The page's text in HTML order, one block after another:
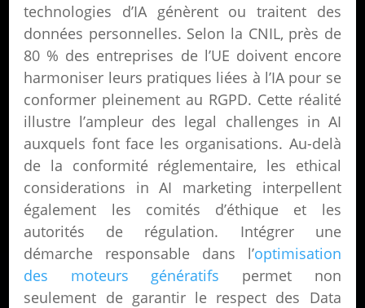
technologies d’IA génèrent ou traitent des
données personnelles. Selon la CNIL, près de
80 % des entreprises de l’UE doivent encore
harmoniser leurs pratiques liées à l’IA pour se
conformer pleinement au RGPD. Cette réalité
illustre l’ampleur des legal challenges in AI
auxquels font face les organisations. Au-delà
de la conformité réglementaire, les ethical
considerations in AI marketing interpellent
également les comités d’éthique et les
autorités de régulation. Intégrer une
démarche responsable dans l’optimisation
des moteurs génératifs permet non
seulement de garantir le respect des Data